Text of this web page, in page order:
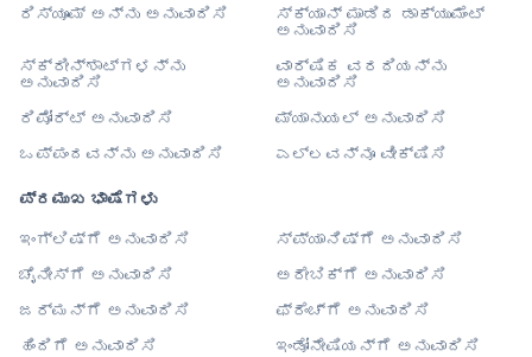
ರಿಸ್ಯೂಮ್ ಅನ್ನು ಅನುವಾದಿಸಿ
ಸ್ಕ್ಯಾನ್ ಮಾಡಿದ ಡಾಕ್ಯುಮೆಂಟ್
ಅನುವಾದಿಸಿ
ಸ್ಕ್ರೀನ್‌ಶಾಟ್‌ಗಳನ್ನು
ಅನುವಾದಿಸಿ
ವಾರ್ಷಿಕ ವರದಿಯನ್ನು
ಅನುವಾದಿಸಿ
ರಿಪೋರ್ಟ್ ಅನುವಾದಿಸಿ
ಮ್ಯಾನುಯಲ್ ಅನುವಾದಿಸಿ
ಒಪ್ಪಂದವನ್ನು ಅನುವಾದಿಸಿ
ಎಲ್ಲವನ್ನೂ ವೀಕ್ಷಿಸಿ
ಪ್ರಮುಖ ಭಾಷೆಗಳು
ಇಂಗ್ಲಿಷ್‌ಗೆ ಅನುವಾದಿಸಿ
ಸ್ಪ್ಯಾನಿಷ್‌ಗೆ ಅನುವಾದಿಸಿ
ಚೈನೀಸ್‌ಗೆ ಅನುವಾದಿಸಿ
ಅರೇಬಿಕ್‌ಗೆ ಅನುವಾದಿಸಿ
ಜರ್ಮನ್‌ಗೆ ಅನುವಾದಿಸಿ
ಫ್ರೆಂಚ್‌ಗೆ ಅನುವಾದಿಸಿ
ಹಿಂದಿಗೆ ಅನುವಾದಿಸಿ
ಇಂಡೋನೇಷಿಯನ್‌ಗೆ ಅನುವಾದಿಸಿ